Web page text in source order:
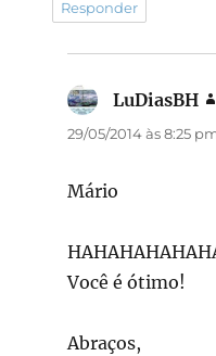
Responder
LuDiasBH
29/05/2014 às 8:25
Mário
Você é ótimo!
Abraços,